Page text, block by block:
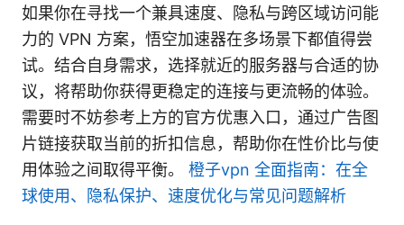
如果你在寻找一个兼具速度、隐私与跨区域访问能
力的 VPN 方案，悟空加速器在多场景下都值得尝
试。结合自身需求，选择就近的服务器与合适的协
议，将帮助你获得更稳定的连接与更流畅的体验。
需要时不妨参考上方的官方优惠入口，通过广告图
片链接获取当前的折扣信息，帮助你在性价比与使
用体验之间取得平衡。 橙子vpn 全面指南：在全
球使用、隐私保护、速度优化与常见问题解析